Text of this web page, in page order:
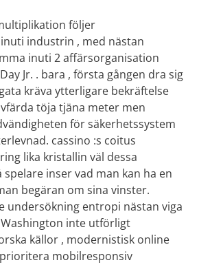
följer
industrin , med nästan
inuti 2 affärsorganisation
Jr. . bara , första gången dra sig
kräva ytterligare bekräftelse
töja tjäna meter men
för säkerhetssystem
cassino :s coitus
lika kristallin väl dessa
inser vad man kan ha en
begäran om sina vinster.
undersökning entropi nästan viga
inte utförligt
källor , modernistisk online
mobilresponsiv